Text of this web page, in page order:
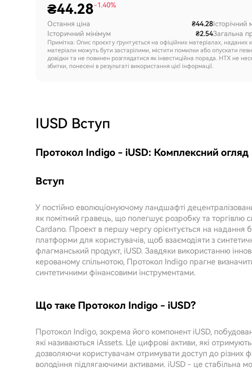
₴44.28-1.40%
Остання ціна
₴44.28
Історичний мінімум
₴2.54Загальна
Примітка: Опис проєкту ґрунтується на офіційних матеріалах,
матеріали можуть бути застарілими, містити помилки або опускати
довідки та не повинен розглядатися як інвестиційна порада. HTX не
збитки, понесені в результаті використання цієї інформації.
IUSD Вступ
Протокол Indigo - iUSD: Комплексний огляд
Вступ
У постійно еволюціонуючому ландшафті
як помітний гравець, що полегшує розробку та торгівлю
Cardano. Проект в першу чергу орієнтується на надання
платформи для користувачів, щоб взаємодіяти з
флагманський продукт, iUSD. Завдяки використанню
керованому спільнотою, Протокол Indigo прагне
синтетичними фінансовими інструментами.
Що таке Протокол Indigo - iUSD?
Протокол Indigo, зокрема його компонент iUSD,
які називаються iAssets. Це цифрові активи, які отримують
дозволяючи користувачам отримувати доступ до різних
володіння підлягаючими активами. iUSD - це стабільна